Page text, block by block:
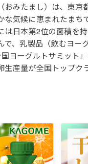
おみたまし）は、東京
な気候に恵まれたまちで
は日本第2位の面積を持
で、乳製品（飲むヨー
国ヨーグルトサミット
生産量が全国トップク